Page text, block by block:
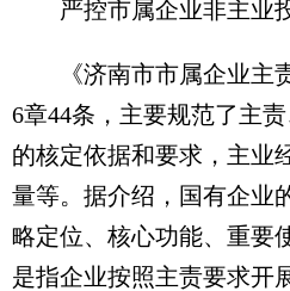
严控市属企业非主业
《济南市市属企业主
6章44条，主要规范了主
的核定依据和要求，主业
量等。据介绍，国有企业
略定位、核心功能、重要
是指企业按照主责要求开